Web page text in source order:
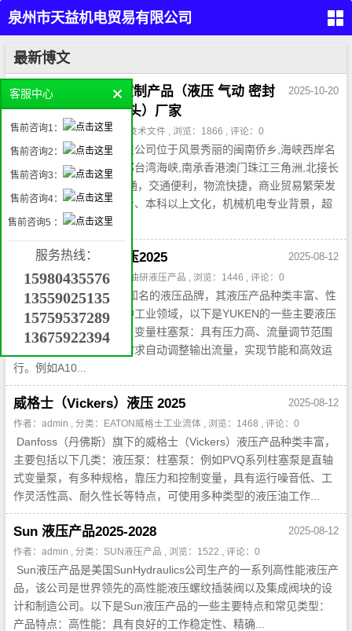
泉州市天益机电贸易有限公司
（PARKER,REXROTH,EATON
VICKERS）
留
言
本
液
品
动
产
工
动
化
品接
我
司
最新博文
2025-10-20
伊犁州工业流体与控制产品（液压 气动 密封
过滤 传感器 管件接头）厂家
作者：admin1 , 分类：工业技术文件 , 浏览：1866 , 评论：0
泉州市天益机电贸易有限公司位于风景秀丽的闽南侨乡,海峡西岸名
城—福建省泉州市，东邻台湾海峡,南承香港澳门珠江三角洲,北接长
江三角洲,海、陆、空三通，交通便利，物流快捷，商业贸易繁荣发
达！公司人员全具备大专、本科以上文化，机械机电专业背景，超
强的技术团队组合。...
2025-08-12
YUKEN（油研）液压2025
作者：admin , 分类：yuken油研液压产品 , 浏览：1446 , 评论：0
YUKEN（油研）是日本知名的液压品牌，其液压产品种类丰富、性
能优良，广泛应用于各种工业领域，以下是YUKEN的一些主要液压
产品：液压泵：柱塞泵：变量柱塞泵：具有压力高、流量调节范围
大等特点，能根据系统需求自动调整输出流量，实现节能和高效运
行。例如A10...
2025-08-12
威格士（Vickers）液压 2025
作者：admin , 分类： EATON威格士工业流体 , 浏览：1468 , 评论：0
Danfoss（丹佛斯）旗下的威格士（Vickers）液压产品种类丰富，
主要包括以下几类：液压泵：柱塞泵：例如PVQ系列柱塞泵是直轴
式变量泵，有多种规格，靠压力和控制变量，具有运行噪音低、工
作灵活性高、耐久性长等特点，可使用多种类型的液压油工作...
2025-08-12
Sun 液压产品2025-2028
作者：admin , 分类： SUN液压产品 , 浏览：1522 , 评论：0
Sun液压产品是美国SunHydraulics公司生产的一系列高性能液压产
品，该公司是世界领先的高性能液压螺纹插装阀以及集成阀块的设
计和制造公司。以下是Sun液压产品的一些主要特点和常见类型：
产品特点：高性能：具有良好的工作稳定性、精确...
客服中心
售前咨询1：
售前咨询2：
售前咨询3：
售前咨询4：
售前咨询5 ：
服务热线：
15980435576
13559025135
15759537289
13675922394